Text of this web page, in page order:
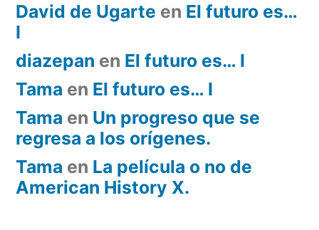
David de Ugarte en El futuro es…
I
diazepan en El futuro es… I
Tama en El futuro es… I
Tama en Un progreso que se
regresa a los orígenes.
Tama en La película o no de
American History X.